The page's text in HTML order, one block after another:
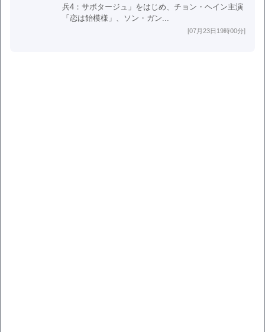
兵4：サボタージュ」をはじめ、チョン・ヘイン主演
「恋は飴模様」、ソン・ガン...
[07月23日19時00分]